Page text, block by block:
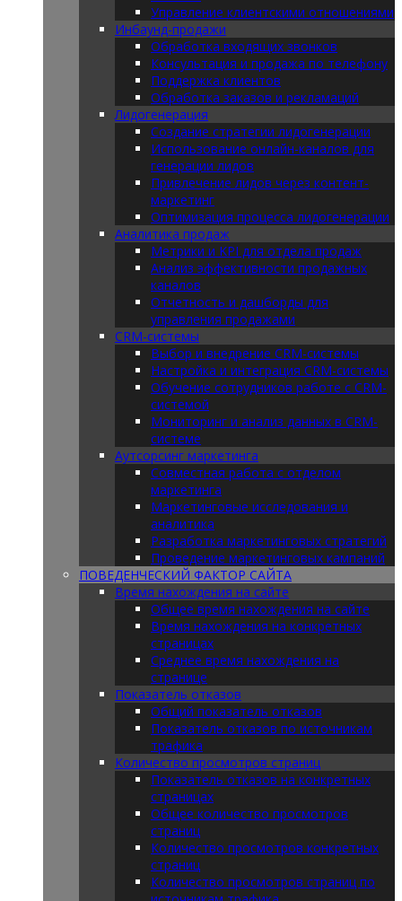
Управление клиентскими отношениями
Инбаунд-продажи
Обработка входящих звонков
Консультация и продажа по телефону
Поддержка клиентов
Обработка заказов и рекламаций
Лидогенерация
Создание стратегии лидогенерации
Использование онлайн-каналов для
генерации лидов
Привлечение лидов через контент-
маркетинг
Оптимизация процесса лидогенерации
Аналитика продаж
Метрики и KPI для отдела продаж
Анализ эффективности продажных
каналов
Отчетность и дашборды для
управления продажами
CRM-системы
Выбор и внедрение CRM-системы
Настройка и интеграция CRM-системы
Обучение сотрудников работе с CRM-
системой
Мониторинг и анализ данных в CRM-
системе
Аутсорсинг маркетинга
Совместная работа с отделом
маркетинга
Маркетинговые исследования и
аналитика
Разработка маркетинговых стратегий
Проведение маркетинговых кампаний
ПОВЕДЕНЧЕСКИЙ ФАКТОР САЙТА
Время нахождения на сайте
Общее время нахождения на сайте
Время нахождения на конкретных
страницах
Среднее время нахождения на
странице
Показатель отказов
Общий показатель отказов
Показатель отказов по источникам
трафика
Количество просмотров страниц
Показатель отказов на конкретных
страницах
Общее количество просмотров
страниц
Количество просмотров конкретных
страниц
Количество просмотров страниц по